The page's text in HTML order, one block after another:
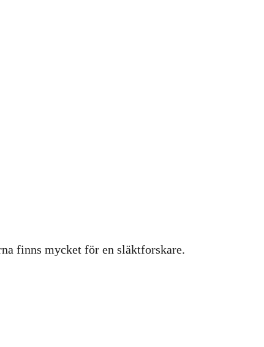
finns mycket för en släktforskare.